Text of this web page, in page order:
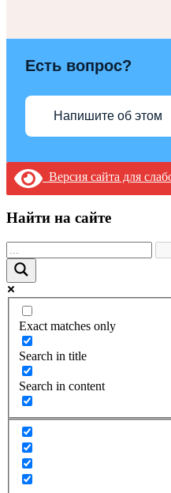
Есть вопрос?
Напишите об этом
Версия сайта для
Найти на сайте
Exact matches only
Search in title
Search in content